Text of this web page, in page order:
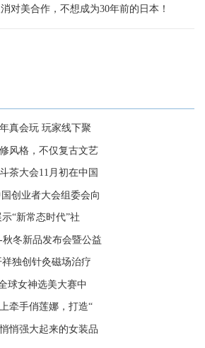
对美合作，不想成为30年前的日本！
真会玩 玩家线下聚
风格，不仅复古文艺
茶大会11月初在中国
创业者大会组委会向
“新常态时代”社
冬新品发布会暨公益
独创针灸磁场治疗
球女神选美大赛中
牵手俏莲娜，打造“
悄强大起来的女装品